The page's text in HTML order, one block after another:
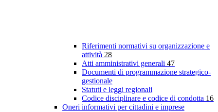
Riferimenti normativi su organizzazione e
attività 28
Atti amministrativi generali 47
Documenti di programmazione strategico-
gestionale
Statuti e leggi regionali
Codice disciplinare e codice di condotta 16
Oneri informativi per cittadini e imprese